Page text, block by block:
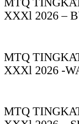
XXXl 2026 –
MTQ
XXXl 2026 -
MTQ